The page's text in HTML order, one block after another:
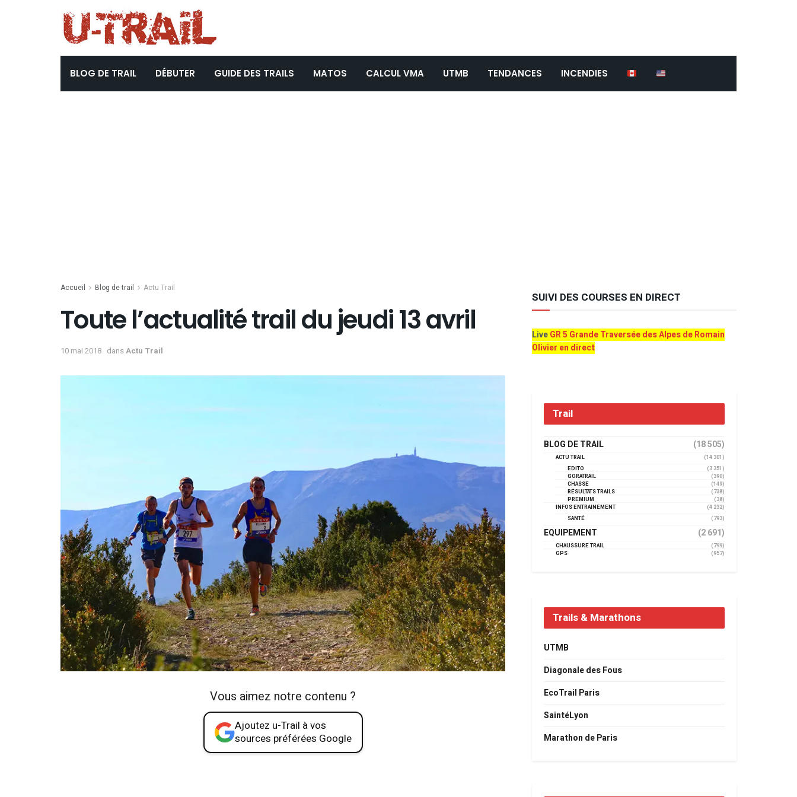
BLOG DE TRAIL DÉBUTER GUIDE DES TRAILS MATOS CALCUL VMA UTMB TENDANCES INCENDIES
Accueil Blog de trail Actu Trail
Toute l’actualité trail du jeudi 13 avril
10 mai 2018 dansActu Trail
Vous aimez notre contenu ?
Ajoutez u-Trail à vos
sources préférées Google
SUIVI DES COURSES EN DIRECT
LiveGR 5 Grande Traversée des Alpes de Romain
Olivier en direct
Trail
BLOG DE TRAIL (18 505)
ACTU TRAIL
(14 301)
EDITO
(3 351)
GORATRAIL
(390)
CHASSE
(149)
RÉSULTATS TRAILS
(738)
PREMIUM
(38)
INFOS ENTRAINEMENT
(4 232)
SANTÉ
(793)
EQUIPEMENT (2 691)
CHAUSSURE TRAIL
(799)
GPS
(957)
Trails & Marathons
UTMB
Diagonale des Fous
EcoTrail Paris
SaintéLyon
Marathon de Paris